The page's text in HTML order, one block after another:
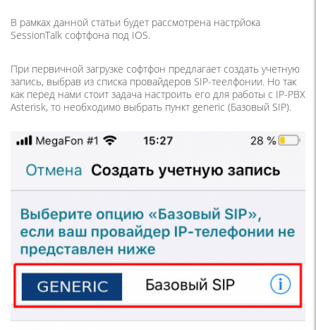
В рамках данной статьи будет рассмотрена настрйока
SessionTalk софтфона под IOS.
При первичной загрузке софтфон предлагает создать учетную
запись, выбрав из списка провайдеров SIP-теелфонии. Но так
как перед нами стоит задача настроить его для работы с IP-PBX
Asterisk, то необходимо выбрать пункт generic (Базовый SIP).